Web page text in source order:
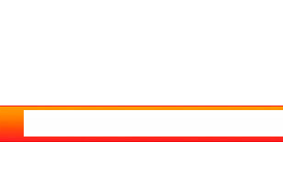
Расширенный поиск